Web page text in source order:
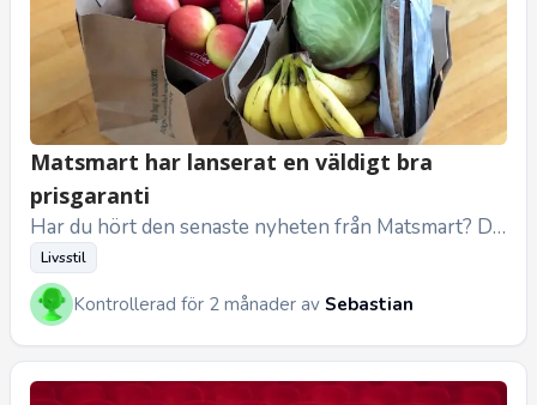
Matsmart har lanserat en väldigt bra
prisgaranti
Har du hört den senaste nyheten från Matsmart? De
har precis lanserat något som kommer att göra unde
rverk för familjekas...
Livsstil
Kontrollerad för 2 månader av Sebastian